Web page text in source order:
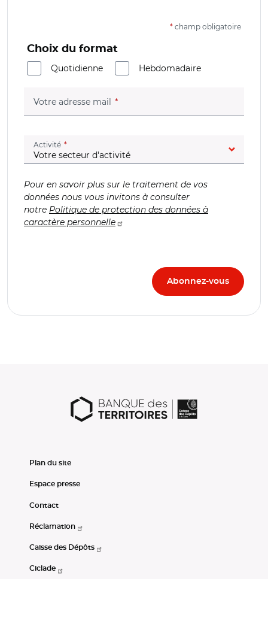
* champ obligatoire
Choix du format
Quotidienne
Hebdomadaire
Votre adresse mail (champ obligatoire)
Activité (champ obligatoire)
Pour en savoir plus sur le traitement de vos
données nous vous invitons à consulter
notre Politique de protection des données à
caractère personnelle
Plan du site
Espace presse
Contact
Réclamation
Caisse des Dépôts
Ciclade